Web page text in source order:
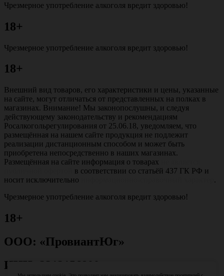
Чрезмерное употребление алкоголя вредит здоровью!
18+
Чрезмерное употребление алкоголя вредит здоровью!
18+
Внешний вид товаров, его характеристики и цены, указанные
на сайте, могут отличаться от представленных на полках в
магазинах. Внимание! Мы законопослушны, и следуя
действующему законодательству и рекомендациям
Росалкогольрегулирования от 25.06.18, уведомляем, что
размещённая на нашем сайте продукция не подлежит
реализации дистанционным способом и может быть
приобретена непосредственно в наших магазинах.
Размещённая на сайте информация о товарах
в соответствии со статьёй 437 ГК РФ и
носит исключительно
.
Чрезмерное употребление алкоголя вредит здоровью!
18+
ООО: «ПровиантЮг»
ИНН: 2312156800